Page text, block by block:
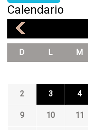
Calendario
D L M
2 3 4
9 10 11